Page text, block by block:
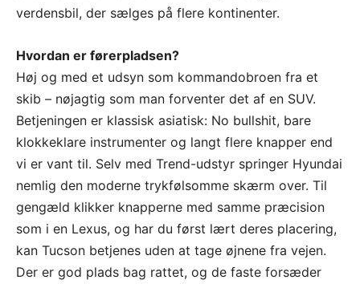
verdensbil, der sælges på flere kontinenter.
Hvordan er førerpladsen?
Høj og med et udsyn som kommandobroen fra et
skib – nøjagtig som man forventer det af en SUV.
Betjeningen er klassisk asiatisk: No bullshit, bare
klokkeklare instrumenter og langt flere knapper end
vi er vant til. Selv med Trend-udstyr springer Hyundai
nemlig den moderne trykfølsomme skærm over. Til
gengæld klikker knapperne med samme præcision
som i en Lexus, og har du først lært deres placering,
kan Tucson betjenes uden at tage øjnene fra vejen.
Der er god plads bag rattet, og de faste forsæder